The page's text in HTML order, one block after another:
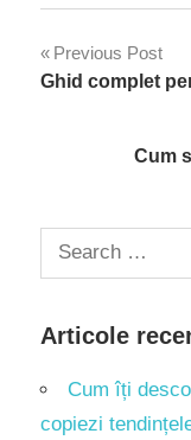
Navigare
articole
Previous Post
Ghid complet
Cum
Search
for:
Articole
Cum îți
copiezi